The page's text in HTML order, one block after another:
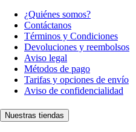
¿Quiénes somos?
Contáctanos
Términos y Condiciones
Devoluciones y reembolsos
Aviso legal
Métodos de pago
Tarifas y opciones de envío
Aviso de confidencialidad
Nuestras tiendas